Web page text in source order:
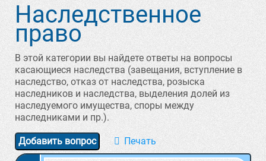
Наследственное
право
В этой категории вы найдете ответы на вопросы
касающиеся наследства (завещания, вступление в
наследство, отказ от наследства, розыска
наследников и наследства, выделения долей из
наследуемого имущества, споры между
наследниками и пр.).
Добавить вопрос